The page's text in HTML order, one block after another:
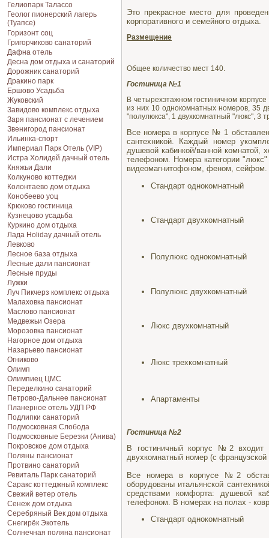
Гелиопарк Талассо
Геолог пионерский лагерь
(Туапсе)
Горизонт соц
Григорчиково санаторий
Дафна отель
Десна дом отдыха и санаторий
Дорожник санаторий
Дракино парк
Ершово Усадьба
Жуковский
Завидово комплекс отдыха
Заря пансионат с лечением
Звенигород пансионат
Ильинка-спорт
Империал Парк Отель (VIP)
Истра Холидей дачный отель
Княжьи Дали
Колкуново коттеджи
Колонтаево дом отдыха
Конобеево уоц
Крюково гостиница
Кузнецово усадьба
Куркино дом отдыха
Лада Holiday дачный отель
Левково
Лесное база отдыха
Лесные дали пансионат
Лесные пруды
Лужки
Луч Пикчерз комплекс отдыха
Малаховка пансионат
Маслово пансионат
Медвежьи Озера
Морозовка пансионат
Нагорное дом отдыха
Назарьево пансионат
Огниково
Олимп
Олимпиец ЦМС
Переделкино санаторий
Петрово-Дальнее пансионат
Планерное отель УДП РФ
Подлипки санаторий
Подмосковная Cлобода
Подмосковные Березки (Анива)
Покровское дом отдыха
Поляны пансионат
Протвино санаторий
Ревиталь Парк санаторий
Саракс коттеджный комплекс
Свежий ветер отель
Сенеж дом отдыха
Серебряный Век дом отдыха
Снегирёк Экотель
Солнечная поляна пансионат
Это прекрасное место для
корпоративного и семейного отдыха.
Размещение
Общее количество мест 140.
Гостиница №1
В четырехэтажном гостиничном
из них 10 однокомнатных номеров, 35
"полулюкса", 1 двухкомнатный "люкс", 3
Все номера в корпусе № 1
сантехникой. Каждый номер
душевой кабинкой/ванной
телефоном. Номера категории
видеомагнитофоном, феном, сейфом.
Стандарт однокомнатный
Стандарт двухкомнатный
Полулюкс однокомнатный
Полулюкс двухкомнатный
Люкс двухкомнатный
Люкс трехкомнатный
Апартаменты
Гостиница №2
В гостиничный корпус №2
двухкомнатный номер (с
Все номера в корпусе №2
оборудованы итальянской
средствами комфорта: душевой
телефоном. В номерах на полах -
Стандарт однокомнатный